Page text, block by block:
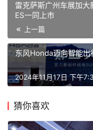
雷克萨斯广州车展加
ES一同上市
上一篇
东风Honda迈向智能出
2024年11月17日 下午
猜你喜欢